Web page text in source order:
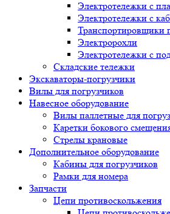
Электротележки с
Электротележки с
Транспортировщики
Электророхли
Электротележки с
Складские тележки
Экскаваторы-погрузчики
Вилы для погрузчиков
Навесное оборудование
Вилы паллетные для
Каретки бокового
Стрелы крановые
Дополнительное оборудование
Кабины для погрузчиков
Рамки для номера
Запчасти
Цепи противоскольжения